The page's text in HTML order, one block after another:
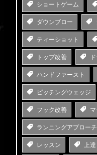
ショートゲーム
ダウンブロー
ティーショット
トップ改善
ハンドファースト
ピッチングウェッジ
フック改善
ランニングアプローチ
レッスン 上達